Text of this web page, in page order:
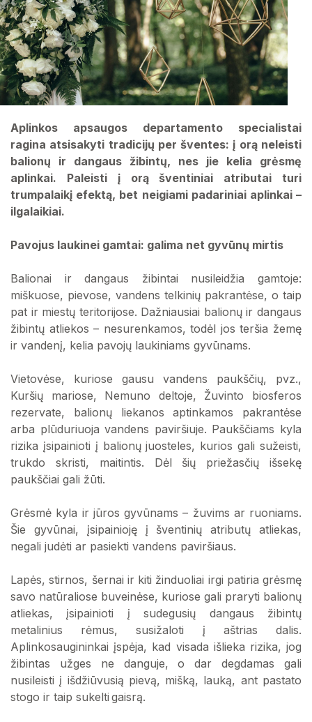
Aplinkos apsaugos departamento specialistai
ragina atsisakyti tradicijų per šventes: į orą neleisti
balionų ir dangaus žibintų, nes jie kelia grėsmę
aplinkai. Paleisti į orą šventiniai atributai turi
trumpalaikį efektą, bet neigiami padariniai aplinkai –
ilgalaikiai.
Pavojus laukinei gamtai: galima net gyvūnų mirtis
Balionai ir dangaus žibintai nusileidžia gamtoje:
miškuose, pievose, vandens telkinių pakrantėse, o taip
pat ir miestų teritorijose. Dažniausiai balionų ir dangaus
žibintų atliekos – nesurenkamos, todėl jos teršia žemę
ir vandenį, kelia pavojų laukiniams gyvūnams.
Vietovėse, kuriose gausu vandens paukščių, pvz.,
Kuršių mariose, Nemuno deltoje, Žuvinto biosferos
rezervate, balionų liekanos aptinkamos pakrantėse
arba plūduriuoja vandens paviršiuje. Paukščiams kyla
rizika įsipainioti į balionų juosteles, kurios gali sužeisti,
trukdo skristi, maitintis. Dėl šių priežasčių išsekę
paukščiai gali žūti.
Grėsmė kyla ir jūros gyvūnams – žuvims ar ruoniams.
Šie gyvūnai, įsipainioję į šventinių atributų atliekas,
negali judėti ar pasiekti vandens paviršiaus.
Lapės, stirnos, šernai ir kiti žinduoliai irgi patiria grėsmę
savo natūraliose buveinėse, kuriose gali praryti balionų
atliekas, įsipainioti į sudegusių dangaus žibintų
metalinius rėmus, susižaloti į aštrias dalis.
Aplinkosaugininkai įspėja, kad visada išlieka rizika, jog
žibintas užges ne danguje, o dar degdamas gali
nusileisti į išdžiūvusią pievą, mišką, lauką, ant pastato
stogo ir taip sukelti gaisrą.